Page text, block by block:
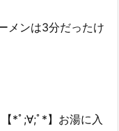
メンは3分だったけ
*ﾟ;∀;ﾟ*】お湯に入